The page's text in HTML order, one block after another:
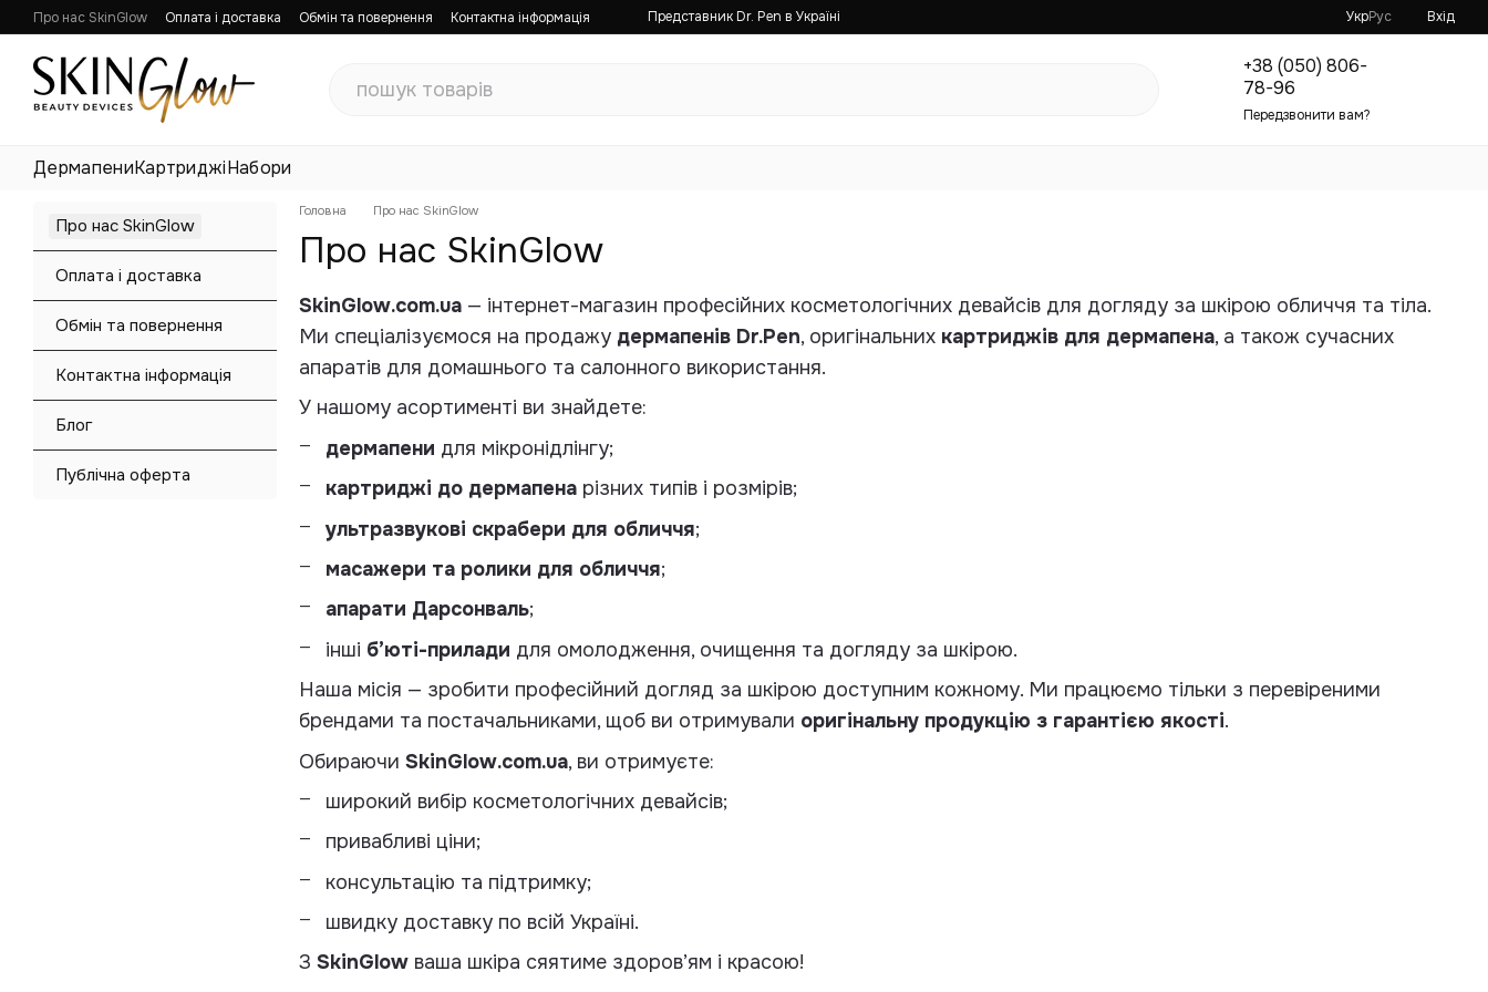
Перейти до основного контенту
Про нас SkinGlow Оплата і доставка Обмін та повернення
Контактна інформація
Блог
Публічна оферта
Представник Dr. Pen в Україні УкрРус Вхід
+38 (050) 806-
78-96
Передзвонити вам?
ДермапениКартриджіНабори
Головна Про нас SkinGlow
Про нас SkinGlow
SkinGlow.com.ua — інтернет-магазин професійних косметологічних девайсів для догляду за шкірою обличчя та тіла.
Ми спеціалізуємося на продажу дермапенів Dr.Pen, оригінальних картриджів для дермапена, а також сучасних
апаратів для домашнього та салонного використання.
У нашому асортименті ви знайдете:
дермапени для мікронідлінгу;
картриджі до дермапена різних типів і розмірів;
ультразвукові скрабери для обличчя;
масажери та ролики для обличчя;
апарати Дарсонваль;
інші б’юті-прилади для омолодження, очищення та догляду за шкірою.
Наша місія — зробити професійний догляд за шкірою доступним кожному. Ми працюємо тільки з перевіреними
брендами та постачальниками, щоб ви отримували оригінальну продукцію з гарантією якості.
Обираючи SkinGlow.com.ua, ви отримуєте:
широкий вибір косметологічних девайсів;
привабливі ціни;
консультацію та підтримку;
швидку доставку по всій Україні.
З SkinGlow ваша шкіра сяятиме здоров’ям і красою!
Про нас SkinGlow
Оплата і доставка
Обмін та повернення
Контактна інформація
Блог
Публічна оферта